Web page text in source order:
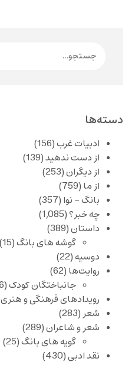
دسته‌ها
ادبیات غرب(156)
از دست ندهید(139)
از دیگران(253)
از ما (759)
بانگ – نوا (357)
چه خبر؟(1,085)
داستان(389)
گوشه های بانگ(15)
دوسیه(22)
روایت‌ها (62)
جانباختگان کودک(36)
رویدادهای فرهنگی و هنری
شعر (283)
شعر و شاعران(289)
گویه های بانگ(25)
نقد ادبی(430)